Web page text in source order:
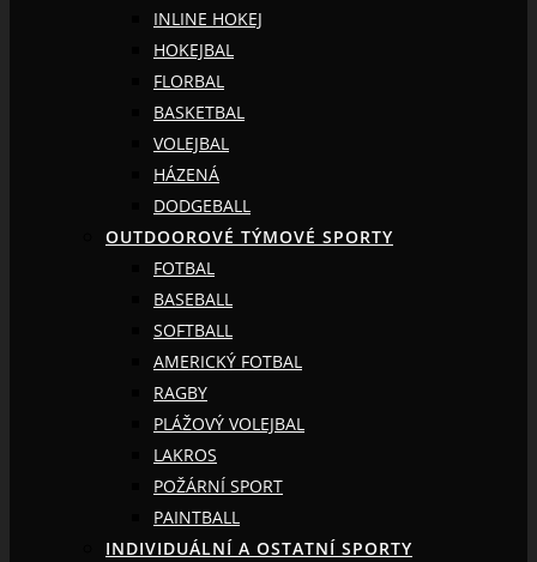
INLINE HOKEJ
HOKEJBAL
FLORBAL
BASKETBAL
VOLEJBAL
HÁZENÁ
DODGEBALL
OUTDOOROVÉ TÝMOVÉ SPORTY
FOTBAL
BASEBALL
SOFTBALL
AMERICKÝ FOTBAL
RAGBY
PLÁŽOVÝ VOLEJBAL
LAKROS
POŽÁRNÍ SPORT
PAINTBALL
INDIVIDUÁLNÍ A OSTATNÍ SPORTY